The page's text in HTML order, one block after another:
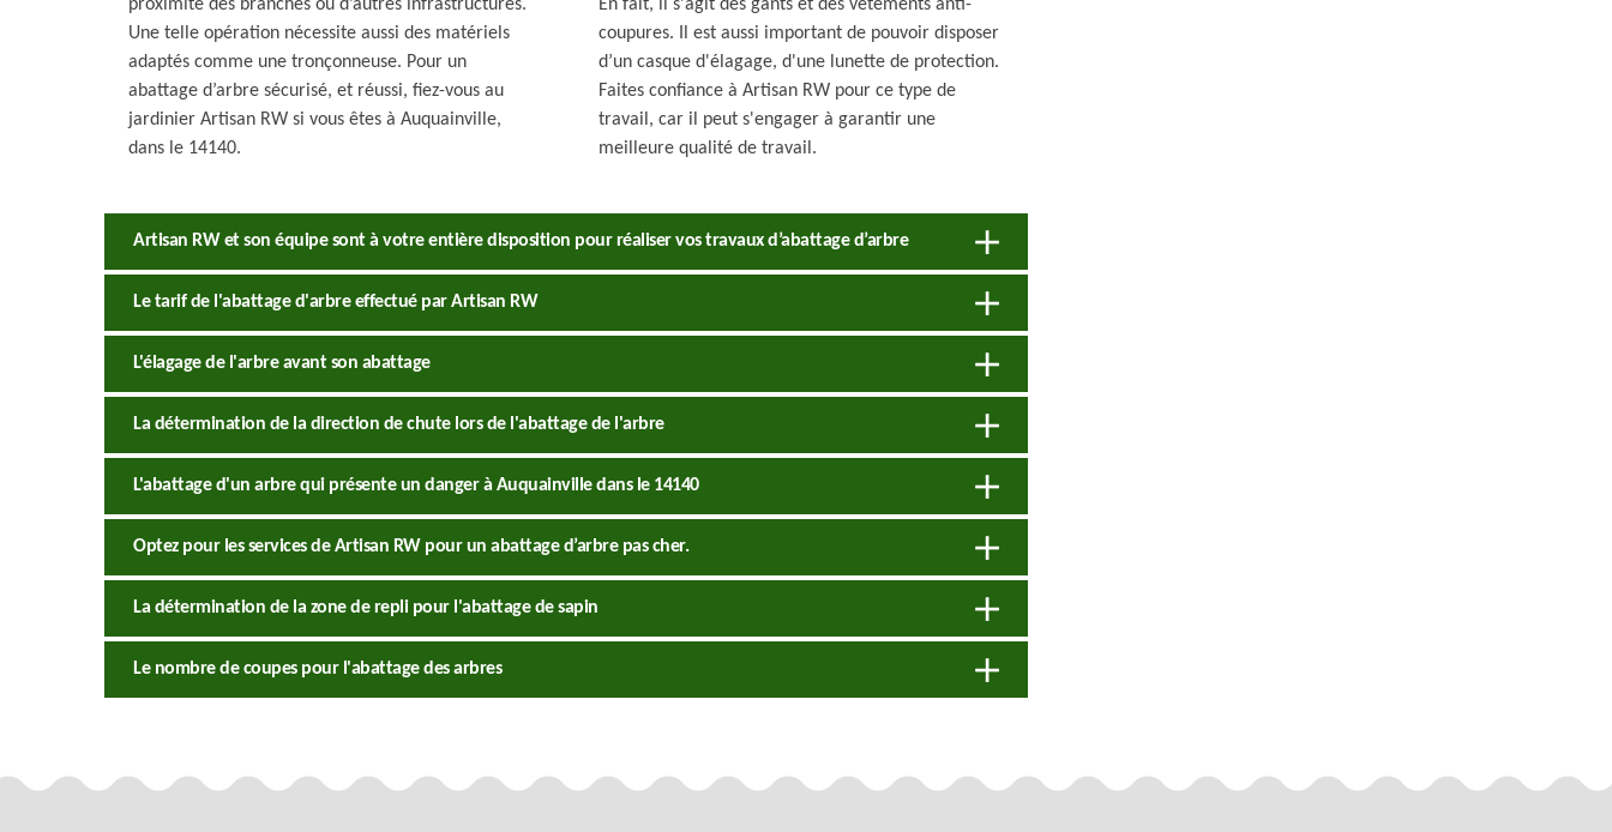
proximité des branches ou d’autres infrastructures.
Une telle opération nécessite aussi des matériels
adaptés comme une tronçonneuse. Pour un
abattage d’arbre sécurisé, et réussi, fiez-vous au
jardinier Artisan RW si vous êtes à Auquainville,
dans le 14140.
En fait, il s'agit des gants et des vêtements anti-
coupures. Il est aussi important de pouvoir disposer
d’un casque d'élagage, d'une lunette de protection.
Faites confiance à Artisan RW pour ce type de
travail, car il peut s'engager à garantir une
meilleure qualité de travail.
Artisan RW et son équipe sont à votre entière disposition pour réaliser vos travaux d’abattage d’arbre
Le tarif de l'abattage d'arbre effectué par Artisan RW
L'élagage de l'arbre avant son abattage
La détermination de la direction de chute lors de l'abattage de l'arbre
L'abattage d'un arbre qui présente un danger à Auquainville dans le 14140
Optez pour les services de Artisan RW pour un abattage d’arbre pas cher.
La détermination de la zone de repli pour l'abattage de sapin
Le nombre de coupes pour l'abattage des arbres